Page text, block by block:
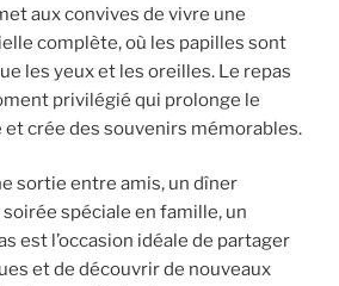
aux convives de vivre une
complète, où les papilles sont
les yeux et les oreilles. Le repas
privilégié qui prolonge le
et crée des souvenirs mémorables.
sortie entre amis, un dîner
spéciale en famille, un
est l’occasion idéale de partager
et de découvrir de nouveaux